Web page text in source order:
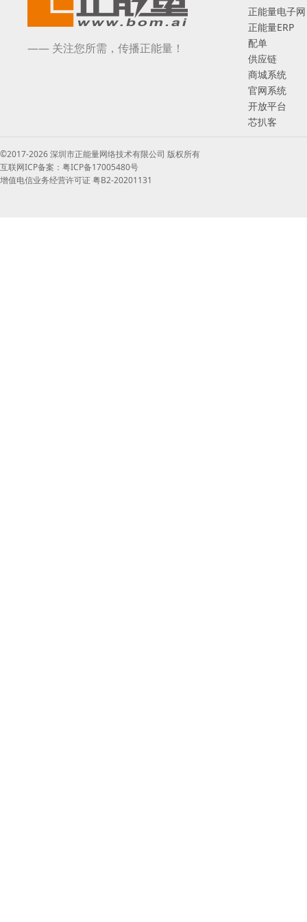
—— 关注您所需，传播正能量！
正能量电子网
正能量ERP
配单
供应链
商城系统
官网系统
开放平台
芯扒客
©2017-2026 深圳市正能量网络技术有限公司 版权所有
互联网ICP备案：粤ICP备17005480号
增值电信业务经营许可证 粤B2-20201131